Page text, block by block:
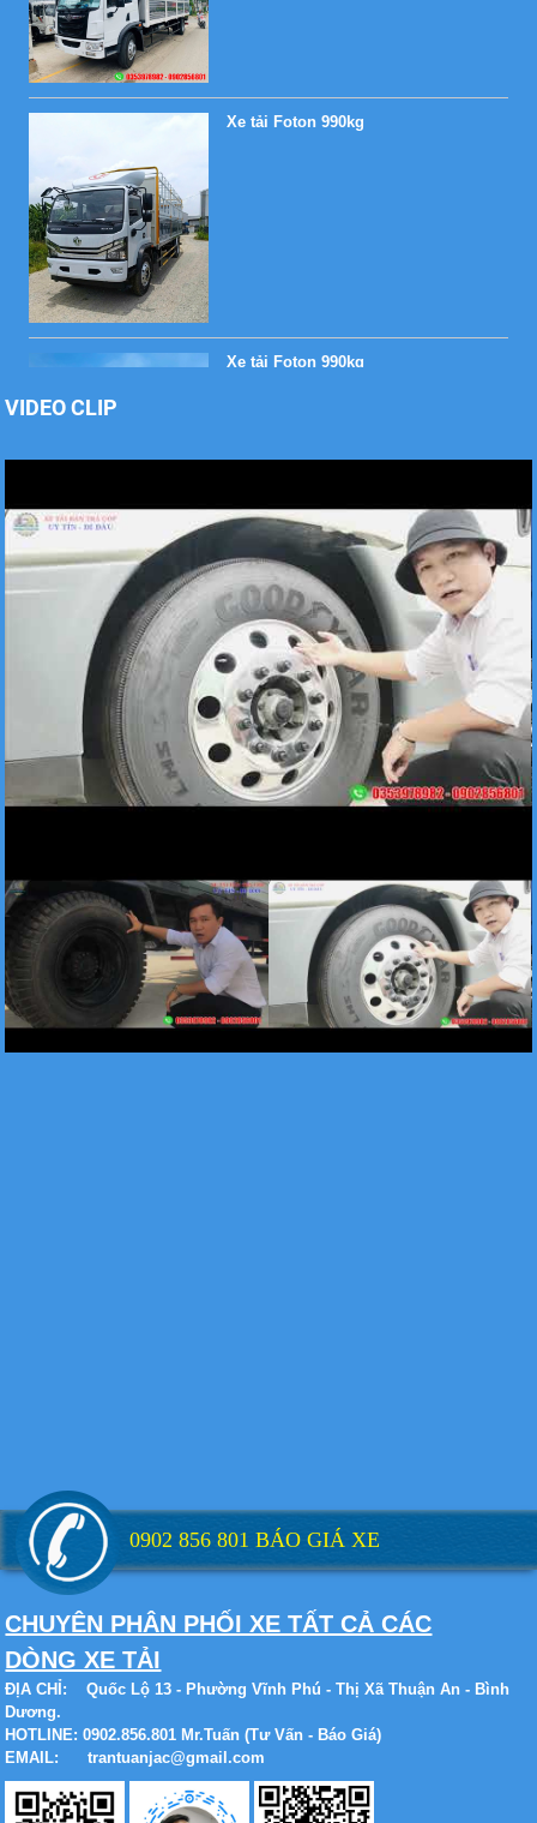
Xe tải Foton 990kg
Xe tải Foton 990kg
Xe tải Foton 990kg
VIDEO CLIP
FANPAGE
0902 856 801 BÁO GIÁ XE
CHUYÊN PHÂN PHỐI XE TẤT CẢ CÁC
DÒNG XE TẢI
ĐỊA CHỈ:
Quốc Lộ 13 - Phường Vĩnh Phú - Thị Xã Thuận An - Bình
Dương.
HOTLINE: 0902.856.801 Mr.Tuấn (Tư Vấn - Báo Giá)
EMAIL: trantuanjac@gmail.com